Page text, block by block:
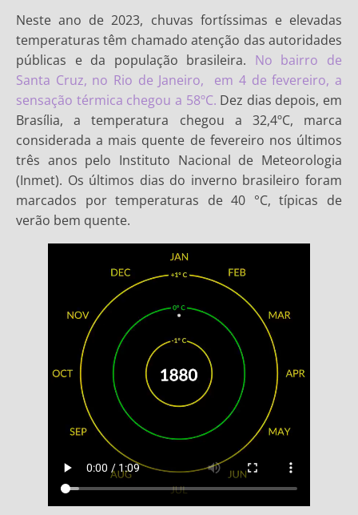
Neste ano de 2023, chuvas fortíssimas e elevadas
temperaturas têm chamado atenção das autoridades
públicas e da população brasileira. No bairro de
Santa Cruz, no Rio de Janeiro, em 4 de fevereiro, a
sensação térmica chegou a 58ºC. Dez dias depois, em
Brasília, a temperatura chegou a 32,4ºC, marca
considerada a mais quente de fevereiro nos últimos
três anos pelo Instituto Nacional de Meteorologia
(Inmet). Os últimos dias do inverno brasileiro foram
marcados por temperaturas de 40 °C, típicas de
verão bem quente.